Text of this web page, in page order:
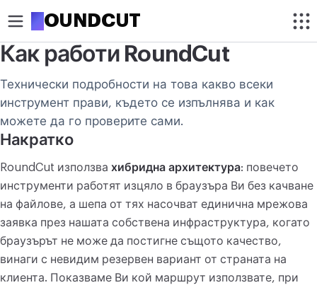
ROUNDCUT
Изрязване на изображение
Изрязване на снимка в кръг
ОПТИМИЗИРАНЕ
Компресиране на изображение
Премахване на фон
Увеличаване на изображение
РЕДАКТИРАНЕ
Как работи RoundCut
Технически подробности на това какво всеки
инструмент прави, където се изпълнява и как
можете да го проверите сами.
Накратко
RoundCut използва хибридна архитектура: повечето
инструменти работят изцяло в браузъра Ви без качване
на файлове, а шепа от тях насочват единична мрежова
заявка през нашата собствена инфраструктура, когато
браузърът не може да постигне същото качество,
винаги с невидим резервен вариант от страната на
клиента. Показваме Ви кой маршрут използвате, при